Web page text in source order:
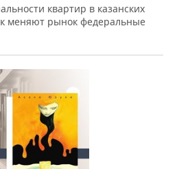
квартир в казанских
меняют рынок федеральные